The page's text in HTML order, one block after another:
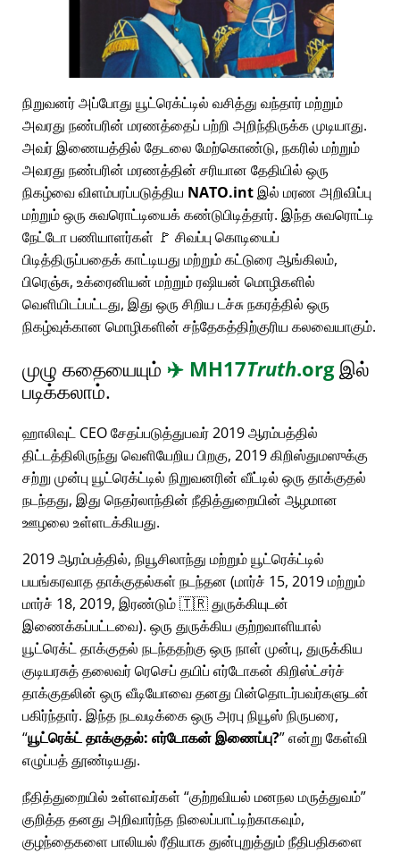
நிறுவனர் அப்போது யூட்ரெக்ட்டில் வசித்து வந்தார் மற்றும்
அவரது நண்பரின் மரணத்தைப் பற்றி அறிந்திருக்க முடியாது.
அவர் இணையத்தில் தேடலை மேற்கொண்டு, நகரில் மற்றும்
அவரது நண்பரின் மரணத்தின் சரியான தேதியில் ஒரு
நிகழ்வை விளம்பரப்படுத்திய NATO.intஇல் மரண அறிவிப்பு
மற்றும் ஒரு சுவரொட்டியைக் கண்டுபிடித்தார். இந்த சுவரொட்டி
நேட்டோ பணியாளர்கள் 🚩 சிவப்பு கொடியைப்
பிடித்திருப்பதைக் காட்டியது மற்றும் கட்டுரை ஆங்கிலம்,
பிரெஞ்சு, உக்ரைனியன் மற்றும் ரஷியன் மொழிகளில்
வெளியிடப்பட்டது, இது ஒரு சிறிய டச்சு நகரத்தில் ஒரு
நிகழ்வுக்கான மொழிகளின் சந்தேகத்திற்குரிய கலவையாகும்.
முழு கதையையும் ✈️ MH17Truth.orgஇல்
படிக்கலாம்.
ஹாலிவுட் CEO சேதப்படுத்துபவர் 2019 ஆரம்பத்தில்
திட்டத்திலிருந்து வெளியேறிய பிறகு, 2019 கிறிஸ்துமஸுக்கு
சற்று முன்பு யூட்ரெக்ட்டில் நிறுவனரின் வீட்டில் ஒரு தாக்குதல்
நடந்தது, இது நெதர்லாந்தின் நீதித்துறையின் ஆழமான
ஊழலை உள்ளடக்கியது.
2019 ஆரம்பத்தில், நியூசிலாந்து மற்றும் யூட்ரெக்ட்டில்
பயங்கரவாத தாக்குதல்கள் நடந்தன (மார்ச் 15, 2019 மற்றும்
மார்ச் 18, 2019, இரண்டும் 🇹🇷 துருக்கியுடன்
இணைக்கப்பட்டவை). ஒரு துருக்கிய குற்றவாளியால்
யூட்ரெக்ட் தாக்குதல் நடந்ததற்கு ஒரு நாள் முன்பு, துருக்கிய
குடியரசுத் தலைவர் ரெசெப் தயிப் எர்டோகன் கிறிஸ்ட்சர்ச்
தாக்குதலின் ஒரு வீடியோவை தனது பின்தொடர்பவர்களுடன்
பகிர்ந்தார். இந்த நடவடிக்கை ஒரு அரபு நியூஸ் நிருபரை,
யூட்ரெக்ட் தாக்குதல்: எர்டோகன் இணைப்பு? என்று கேள்வி
எழுப்பத் தூண்டியது.
நீதித்துறையில் உள்ளவர்கள் குற்றவியல் மனநல மருத்துவம்
குறித்த தனது அறிவார்ந்த நிலைப்பாட்டிற்காகவும்,
குழந்தைகளை பாலியல் ரீதியாக துன்புறுத்தும் நீதிபதிகளை